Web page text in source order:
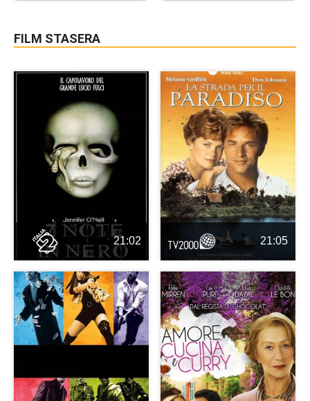
FILM STASERA
21:02 21:05